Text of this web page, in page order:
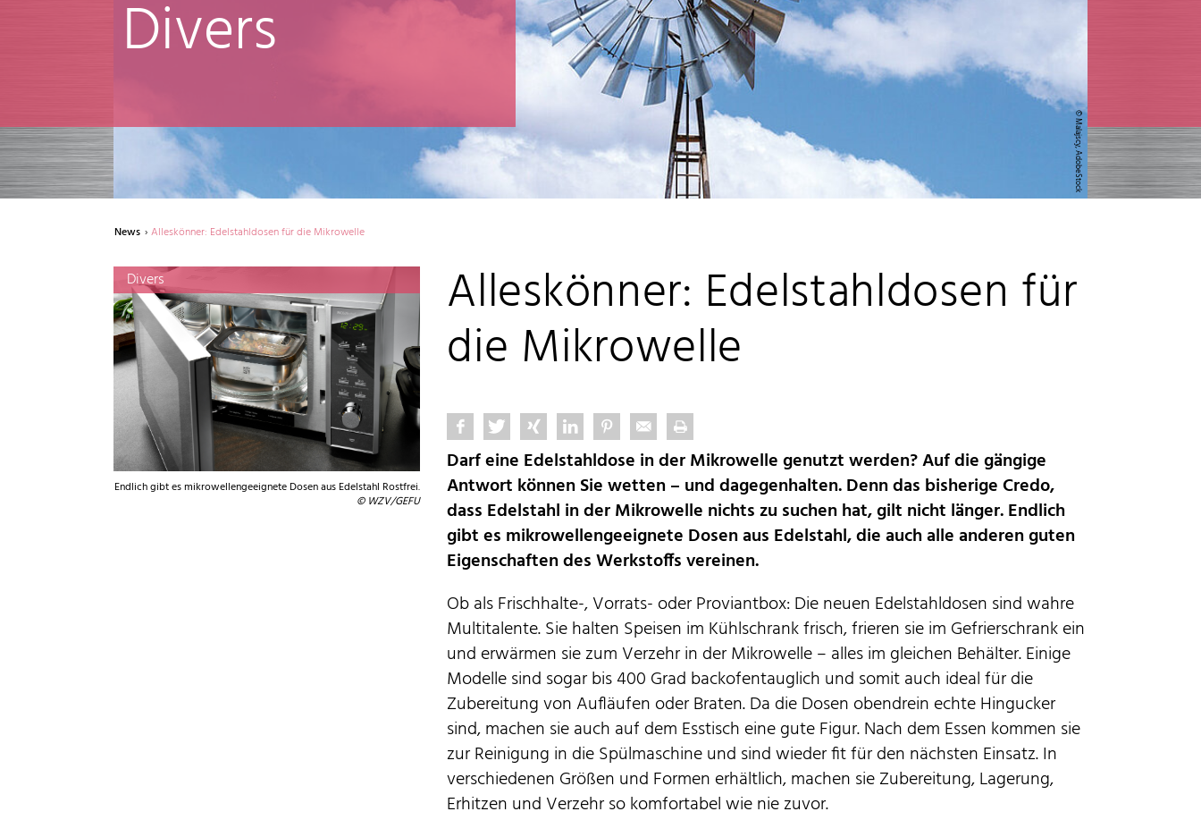
© Malajscy, AdobeStock
Divers
News Alleskönner: Edelstahldosen für die Mikrowelle
Divers
Endlich gibt es mikrowellengeeignete Dosen aus Edelstahl Rostfrei.
© WZV/GEFU
Alleskönner: Edelstahldosen für
die Mikrowelle
Darf eine Edelstahldose in der Mikrowelle genutzt werden? Auf die gängige
Antwort können Sie wetten – und dagegenhalten. Denn das bisherige Credo,
dass Edelstahl in der Mikrowelle nichts zu suchen hat, gilt nicht länger. Endlich
gibt es mikrowellengeeignete Dosen aus Edelstahl, die auch alle anderen guten
Eigenschaften des Werkstoffs vereinen.
Ob als Frischhalte-, Vorrats- oder Proviantbox: Die neuen Edelstahldosen sind wahre
Multitalente. Sie halten Speisen im Kühlschrank frisch, frieren sie im Gefrierschrank ein
und erwärmen sie zum Verzehr in der Mikrowelle – alles im gleichen Behälter. Einige
Modelle sind sogar bis 400 Grad backofentauglich und somit auch ideal für die
Zubereitung von Aufläufen oder Braten. Da die Dosen obendrein echte Hingucker
sind, machen sie auch auf dem Esstisch eine gute Figur. Nach dem Essen kommen sie
zur Reinigung in die Spülmaschine und sind wieder fit für den nächsten Einsatz. In
verschiedenen Größen und Formen erhältlich, machen sie Zubereitung, Lagerung,
Erhitzen und Verzehr so komfortabel wie nie zuvor.